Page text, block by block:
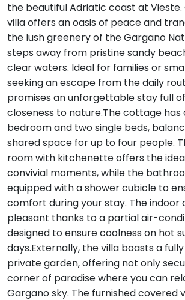
the beautiful Adriatic coast at
villa offers an oasis of peace and
the lush greenery of the Gargano
steps away from pristine sandy
clear waters. Ideal for families or
seeking an escape from the daily
promises an unforgettable stay full
closeness to nature.The cottage has
bedroom and two single beds,
shared space for up to four people.
room with kitchenette offers the
convivial moments, while the
equipped with a shower cubicle to
comfort during your stay. The indoor
pleasant thanks to a partial air-
designed to ensure coolness on hot
days.Externally, the villa boasts a
private garden, offering not only
corner of paradise where you can
Gargano sky. The furnished covered